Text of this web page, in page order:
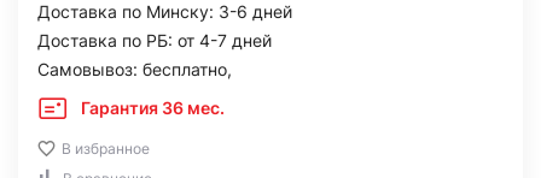
Доставка по Минску: 3-6 дней
Доставка по РБ: от 4-7 дней
Самовывоз: бесплатно,
Гарантия 36 мес.
В избранное